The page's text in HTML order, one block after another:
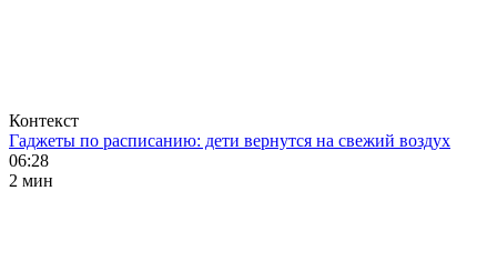
Контекст
Гаджеты по расписанию: дети вернутся на свежий воздух
06:28
2 мин